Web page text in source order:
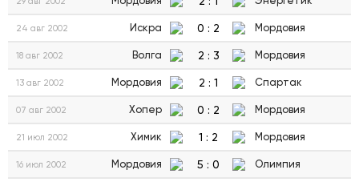
24 авг 2002 Искра 0 : 2 Мордовия
18 авг 2002 Волга 2 : 3 Мордовия
13 авг 2002 Мордовия 2 : 1 Спартак
07 авг 2002 Хопер 0 : 2 Мордовия
21 июл 2002 Химик 1 : 2 Мордовия
16 июл 2002 Мордовия 5 : 0 Олимпия